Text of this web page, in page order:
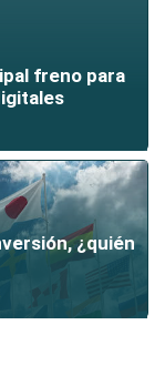
freno para
¿quién